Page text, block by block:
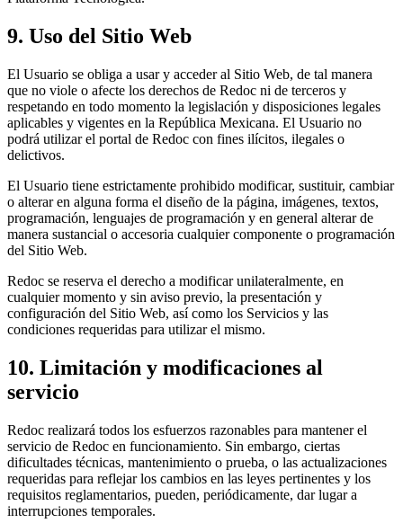
9. Uso del Sitio Web
El Usuario se obliga a usar y acceder al Sitio Web, de tal manera
que no viole o afecte los derechos de Redoc ni de terceros y
respetando en todo momento la legislación y disposiciones legales
aplicables y vigentes en la República Mexicana. El Usuario no
podrá utilizar el portal de Redoc con fines ilícitos, ilegales o
delictivos.
El Usuario tiene estrictamente prohibido modificar, sustituir, cambiar
o alterar en alguna forma el diseño de la página, imágenes, textos,
programación, lenguajes de programación y en general alterar de
manera sustancial o accesoria cualquier componente o programación
del Sitio Web.
Redoc se reserva el derecho a modificar unilateralmente, en
cualquier momento y sin aviso previo, la presentación y
configuración del Sitio Web, así como los Servicios y las
condiciones requeridas para utilizar el mismo.
10. Limitación y modificaciones al
servicio
Redoc realizará todos los esfuerzos razonables para mantener el
servicio de Redoc en funcionamiento. Sin embargo, ciertas
dificultades técnicas, mantenimiento o prueba, o las actualizaciones
requeridas para reflejar los cambios en las leyes pertinentes y los
requisitos reglamentarios, pueden, periódicamente, dar lugar a
interrupciones temporales.